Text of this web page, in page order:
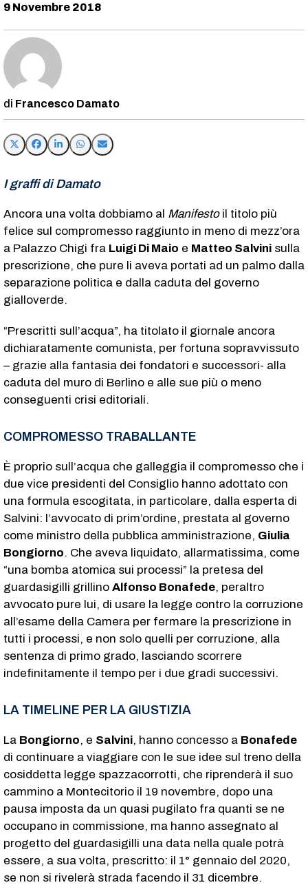
9 Novembre 2018
Francesco Damato
I graffi di Damato
Ancora una volta dobbiamo al Manifestoil titolo più
felice sul compromesso raggiunto in meno di mezz’ora
a Palazzo Chigi fra Luigi Di Maio e Matteo Salvini sulla
prescrizione, che pure li aveva portati ad un palmo dalla
separazione politica e dalla caduta del governo
gialloverde.
“Prescritti sull’acqua”, ha titolato il giornale ancora
dichiaratamente comunista, per fortuna sopravvissuto
– grazie alla fantasia dei fondatori e successori- alla
caduta del muro di Berlino e alle sue più o meno
conseguenti crisi editoriali.
COMPROMESSO TRABALLANTE
È proprio sull’acqua che galleggia il compromesso che i
due vice presidenti del Consiglio hanno adottato con
una formula escogitata, in particolare, dalla esperta di
Salvini: l’avvocato di prim’ordine, prestata al governo
come ministro della pubblica amministrazione, Giulia
Bongiorno. Che aveva liquidato, allarmatissima, come
“una bomba atomica sui processi” la pretesa del
guardasigilli grillino Alfonso Bonafede, peraltro
avvocato pure lui, di usare la legge contro la corruzione
all’esame della Camera per fermare la prescrizione in
tutti i processi, e non solo quelli per corruzione, alla
sentenza di primo grado, lasciando scorrere
indefinitamente il tempo per i due gradi successivi.
LA TIMELINE PER LA GIUSTIZIA
La Bongiorno, e Salvini, hanno concesso a Bonafede
di continuare a viaggiare con le sue idee sul treno della
cosiddetta legge spazzacorrotti, che riprenderà il suo
cammino a Montecitorio il 19 novembre, dopo una
pausa imposta da un quasi pugilato fra quanti se ne
occupano in commissione, ma hanno assegnato al
progetto del guardasigilli una data nella quale potrà
essere, a sua volta, prescritto: il 1° gennaio del 2020,
se non si rivelerà strada facendo il 31 dicembre.